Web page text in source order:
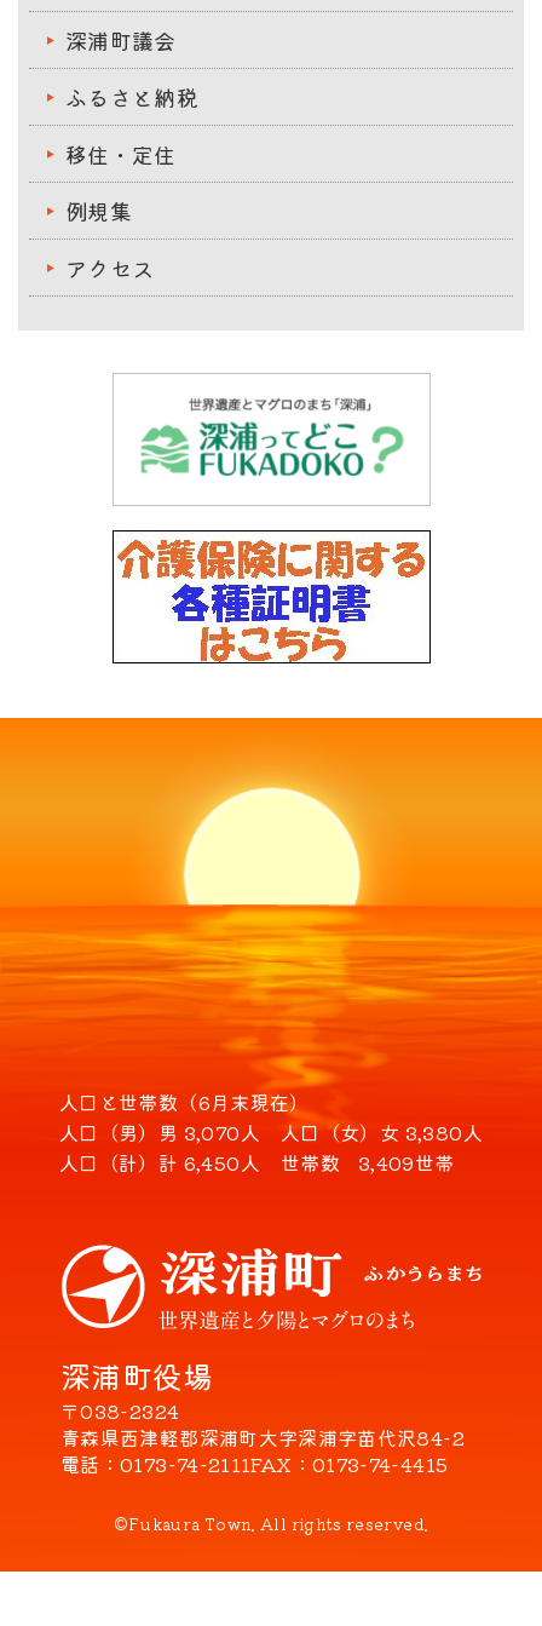
深浦町議会
ふるさと納税
移住・定住
例規集
アクセス
深浦町役場
〒038-2324
青森県西津軽郡深浦町大字深浦字苗代沢84-2
電話
0173-74-2111FAX 0173-74-4415
人口と世帯数（6月末現在）
人口（男） 男 3,070人 人口（女） 女 3,380人
人口（計） 計 6,450人 世帯数 3,409世帯
©Fukaura Town. All rights reserved.